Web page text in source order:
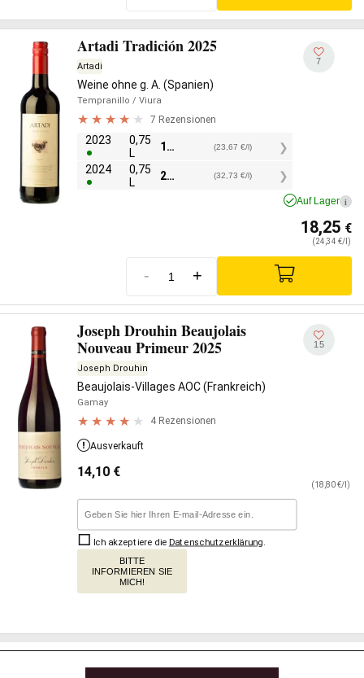
Artadi Tradición 2025
Artadi
Weine ohne g. A. (Spanien)
Tempranillo / Viura
7 Rezensionen
2023
0,75
L
17,75 (23,67 €/l)
2024
0,75
L
24,55 (32,73 €/l)
7
Auf Lager i
18,25 €
(24,34 €/l)
- +
Joseph Drouhin Beaujolais
Nouveau Primeur 2025
Joseph Drouhin
Beaujolais-Villages AOC (Frankreich)
Gamay
4 Rezensionen
15
Ausverkauft
14,10 €
(18,80 €/l)
Ich akzeptiere die Datenschutzerklärung
BITTE
INFORMIEREN SIE
MICH!